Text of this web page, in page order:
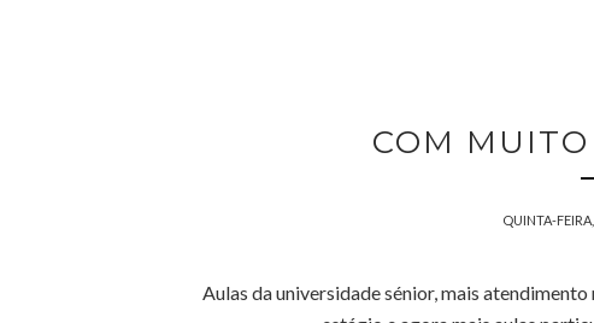
COM
QUINTA-
Aulas da universidade sénior, mais